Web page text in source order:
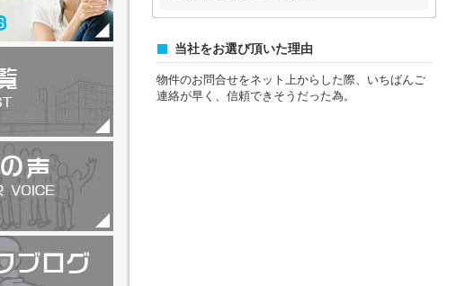
当社をお選び頂いた理由
物件のお問合せをネット上からした際、いちばんご
連絡が早く、信頼できそうだった為。